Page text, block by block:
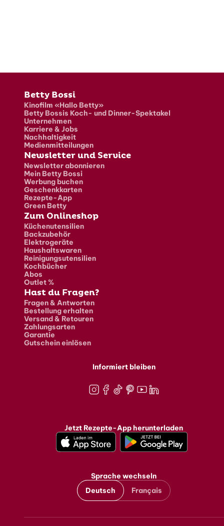
Fusszeile
Betty Bossi
Kinofilm «Hallo Betty»
Betty Bossis Koch- und Dinner-Spektakel
Unternehmen
Karriere & Jobs
Nachhaltigkeit
Medienmitteilungen
Newsletter und Service
Newsletter abonnieren
Mein Betty Bossi
Werbung buchen
Geschenkkarten
Rezepte-App
Green Betty
Zum Onlineshop
Küchenutensilien
Backzubehör
Elektrogeräte
Haushaltswaren
Reinigungsutensilien
Kochbücher
Abos
Outlet %
Hast du Fragen?
Fragen & Antworten
Bestellung erhalten
Versand & Retouren
Zahlungsarten
Garantie
Gutschein einlösen
Informiert bleiben
Jetzt Rezepte-App herunterladen
Sprache wechseln
Deutsch
Français